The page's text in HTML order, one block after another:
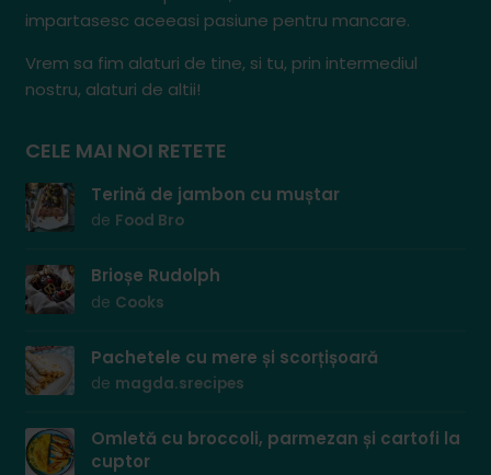
impartasesc aceeasi pasiune pentru mancare.
Vrem sa fim alaturi de tine, si tu, prin intermediul
nostru, alaturi de altii!
CELE MAI NOI RETETE
Terină de jambon cu muștar
de Food Bro
Brioșe Rudolph
de Cooks
Pachetele cu mere și scorțișoară
de magda.srecipes
Omletă cu broccoli, parmezan și cartofi la
cuptor